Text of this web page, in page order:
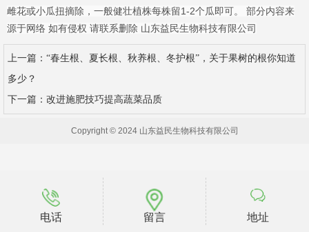
雌花或小瓜扭摘除，一般健壮植株每株留1-2个瓜即可。 部分内容来
源于网络 如有侵权 请联系删除 山东益民生物科技有限公司
上一篇： “春生根、夏长根、秋养根、冬护根”，关于果树的根你知道
多少？
下一篇： 改进施肥技巧提高蔬菜品质
Copyright © 2024 山东益民生物科技有限公司
电话 留言 地址